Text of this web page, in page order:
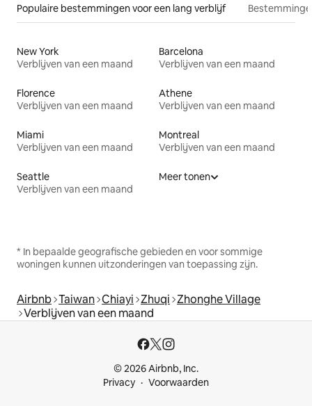
Populaire bestemmingen voor een lang verblijf
New York
Verblijven van een maand
Barcelona
Verblijven van een maand
Florence
Verblijven van een maand
Athene
Verblijven van een maand
Miami
Verblijven van een maand
Montreal
Verblijven van een maand
Seattle
Verblijven van een maand
Meer tonen
* In bepaalde geografische gebieden en voor sommige
woningen kunnen uitzonderingen van toepassing zijn.
Airbnb Taiwan Chiayi Zhuqi Zhonghe Village
Verblijven van een maand
© 2026 Airbnb, Inc.
Privacy
Voorwaarden